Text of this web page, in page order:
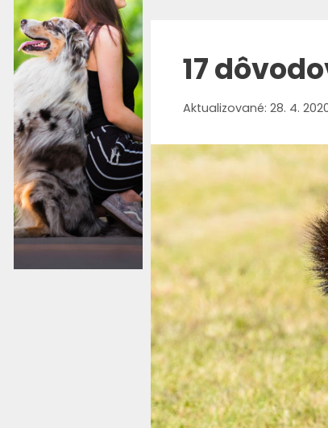
17
28. 4.